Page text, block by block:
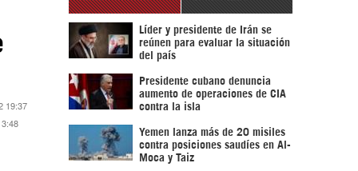
19:37
Líder y presidente de Irán se
reúnen para evaluar la situación
del país
Presidente cubano denuncia
aumento de operaciones de CIA
contra la isla
Yemen lanza más de 20 misiles
contra posiciones saudíes en Al-
Moca y Taiz